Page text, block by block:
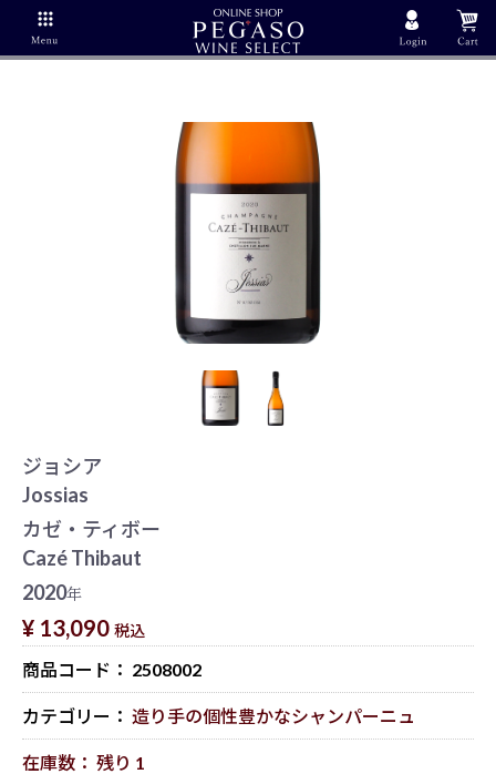
ジョシア
Jossias
カゼ・ティボー
Cazé Thibaut
2020年
¥ 13,090 税込
商品コード： 2508002
カテゴリー： 造り手の個性豊かなシャンパーニュ
在庫数： 残り 1